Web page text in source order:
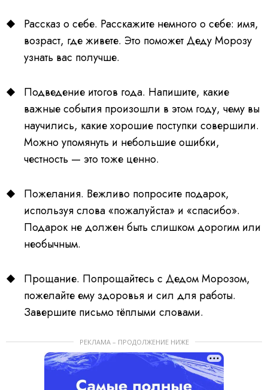
Рассказ о себе. Расскажите немного о себе: имя,
возраст, где живете. Это поможет Деду Морозу
узнать вас получше.
Подведение итогов года. Напишите, какие
важные события произошли в этом году, чему вы
научились, какие хорошие поступки совершили.
Можно упомянуть и небольшие ошибки,
честность — это тоже ценно.
Пожелания. Вежливо попросите подарок,
используя слова «пожалуйста» и «спасибо».
Подарок не должен быть слишком дорогим или
необычным.
Прощание. Попрощайтесь с Дедом Морозом,
пожелайте ему здоровья и сил для работы.
Завершите письмо тёплыми словами.
РЕКЛАМА – ПРОДОЛЖЕНИЕ НИЖЕ